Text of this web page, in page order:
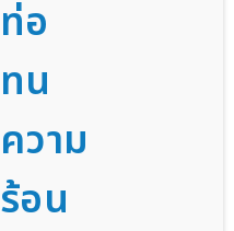
ท่อ
ทน
ความ
ร้อน